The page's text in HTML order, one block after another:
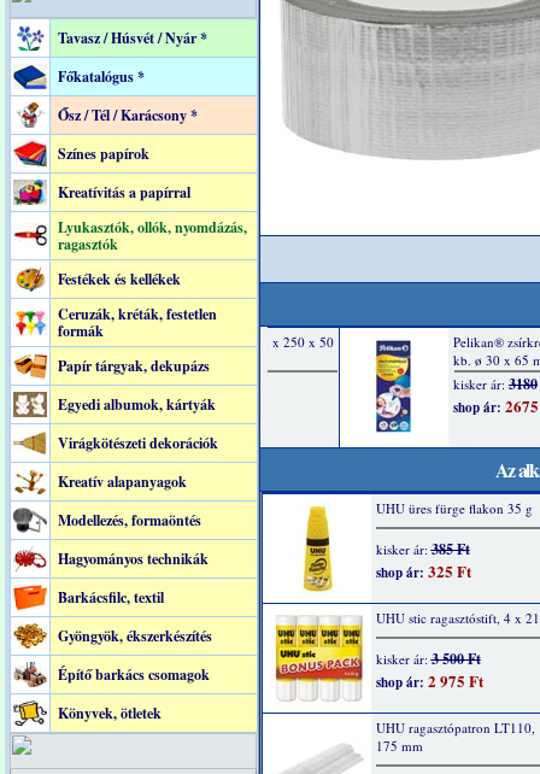
Tavasz / Húsvét / Nyár *
Főkatalógus *
Ősz / Tél / Karácsony *
Színes papírok
Kreatívitás a papírral
Lyukasztók, ollók, nyomdázás,
ragasztók
Festékek és kellékek
Ceruzák, kréták, festetlen
formák
Papír tárgyak, dekupázs
Egyedi albumok, kártyák
Virágkötészeti dekorációk
Kreatív alapanyagok
Modellezés, formaöntés
Hagyományos technikák
Barkácsfilc, textil
Gyöngyök, ékszerkészítés
Építő barkács csomagok
Könyvek, ötletek
Az
UHU üres fürge flakon 35 g
kisker ár:385 Ft
shop ár: 325 Ft
UHU stic ragasztóstift, 4 x
kisker ár:3 500 Ft
shop ár: 2 975 Ft
UHU ragasztópatron LT110,
175 mm